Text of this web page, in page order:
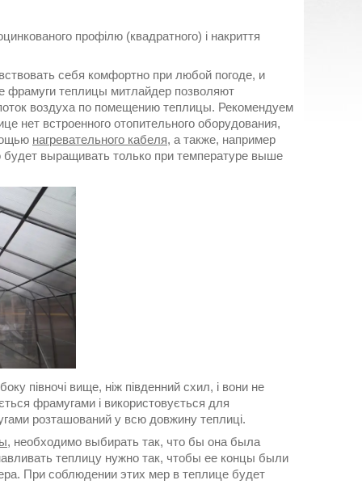
профілю (квадратного) і накриття
себя комфортно при любой погоде, и
фрамуги теплицы митлайдер позволяют
воздуха по помещению теплицы. Рекомендуем
нет встроенного отопительного оборудования,
нагревательного кабеля, а также, например
будет выращивать только при температуре выше
півночі вище, ніж південний схил, і вони не
фрамугами і використовується для
розташований у всю довжину теплиці.
, необходимо выбирать так, что бы она была
теплицу нужно так, чтобы ее концы были
При соблюдении этих мер в теплице будет